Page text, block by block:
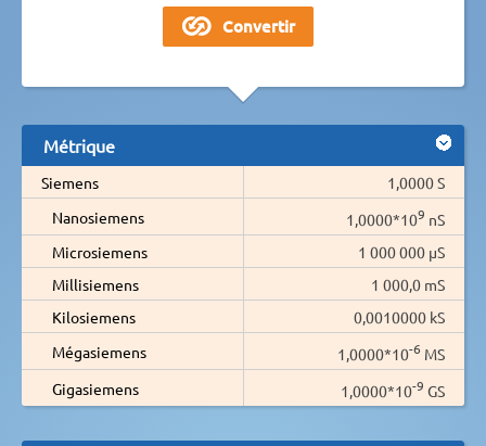
Métrique
Siemens
1,0000 S
Nanosiemens
1,0000*109 nS
Microsiemens
1 000 000 µS
Millisiemens
1 000,0 mS
Kilosiemens
0,0010000 kS
Mégasiemens
1,0000*10-6 MS
Gigasiemens
1,0000*10-9 GS